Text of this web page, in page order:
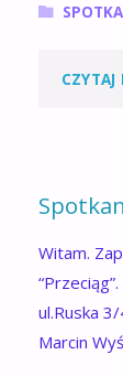
CZYTAJ
Witam.
ul.Ruska
Marcin